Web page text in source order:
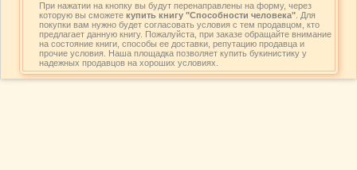
При нажатии на кнопку вы будут перенаправлены на форму, через
которую вы сможете купить книгу "Способности человека". Для
покупки вам нужно будет согласовать условия с тем продавцом, кто
предлагает данную книгу. Пожалуйста, при заказе обращайте внимание
на состояние книги, способы ее доставки, репутацию продавца и
прочие условия. Наша площадка позволяет купить букинистику у
надежных продавцов на хороших условиях.